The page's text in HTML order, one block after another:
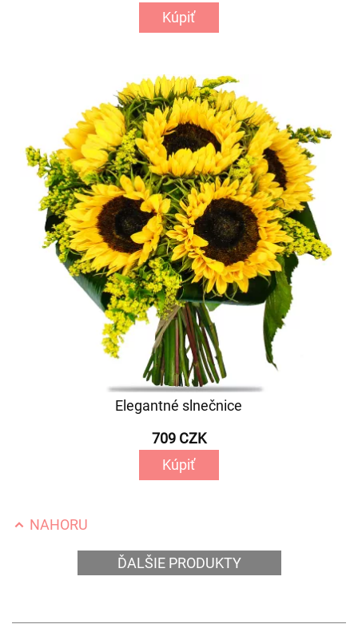
Kúpiť
Elegantné slnečnice
709 CZK
Kúpiť
NAHORU
ĎALŠIE PRODUKTY